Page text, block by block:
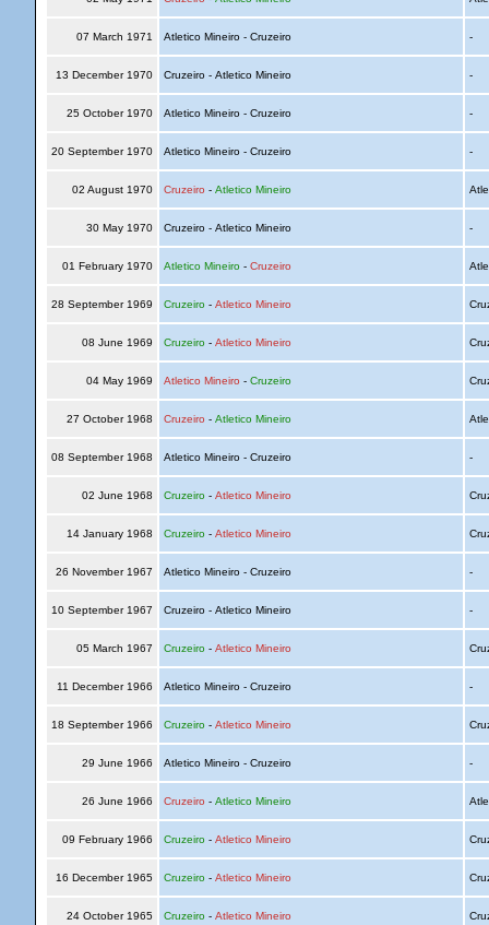
07 March 1971 Atletico Mineiro - Cruzeiro -
13 December 1970 Cruzeiro - Atletico Mineiro -
25 October 1970 Atletico Mineiro - Cruzeiro -
20 September 1970 Atletico Mineiro - Cruzeiro -
02 August 1970 Cruzeiro - Atletico Mineiro
30 May 1970 Cruzeiro - Atletico Mineiro -
01 February 1970 Atletico Mineiro- Cruzeiro
28 September 1969 Cruzeiro- Atletico Mineiro
08 June 1969 Cruzeiro- Atletico Mineiro
04 May 1969 Atletico Mineiro - Cruzeiro
27 October 1968 Cruzeiro - Atletico Mineiro
08 September 1968 Atletico Mineiro - Cruzeiro -
02 June 1968 Cruzeiro- Atletico Mineiro
14 January 1968 Cruzeiro- Atletico Mineiro
26 November 1967 Atletico Mineiro - Cruzeiro -
10 September 1967 Cruzeiro - Atletico Mineiro -
05 March 1967 Cruzeiro- Atletico Mineiro
11 December 1966 Atletico Mineiro - Cruzeiro -
18 September 1966 Cruzeiro- Atletico Mineiro
29 June 1966 Atletico Mineiro - Cruzeiro -
26 June 1966 Cruzeiro - Atletico Mineiro
09 February 1966 Cruzeiro- Atletico Mineiro
16 December 1965 Cruzeiro- Atletico Mineiro
24 October 1965 Cruzeiro- Atletico Mineiro